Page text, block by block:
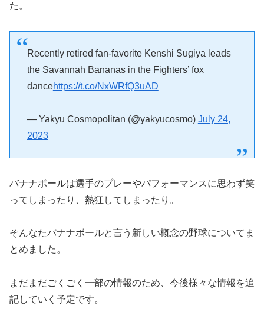
た。
Recently retired fan-favorite Kenshi Sugiya leads
the Savannah Bananas in the Fighters’ fox
dancehttps://t.co/NxWRfQ3uAD
— Yakyu Cosmopolitan (@yakyucosmo) July 24,
2023
バナナボールは選手のプレーやパフォーマンスに思わず笑
ってしまったり、熱狂してしまったり。
そんなたバナナボールと言う新しい概念の野球についてま
とめました。
まだまだごくごく一部の情報のため、今後様々な情報を追
記していく予定です。